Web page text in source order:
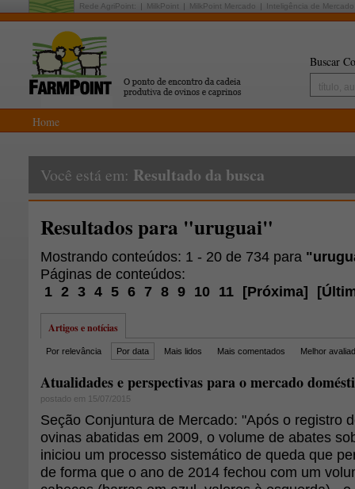
Rede AgriPoint: MilkPoint MilkPoint Mercado Inteligência de Mercado
Buscar
Home
Você está em: Resultado da busca
Resultados para "uruguai"
Mostrando conteúdos: 1 - 20 de 734 para
Páginas de conteúdos:
1 2 3 4 5 6 7 8 9 10 11 [Próxima] [
Artigos e notícias
Por relevância Por data Mais lidos Mais comentados Melhor
Atualidades e perspectivas para o mercado
postado em 15/07/2015
Seção Conjuntura de Mercado: "Após o registro
ovinas abatidas em 2009, o volume de abates
iniciou um processo sistemático de queda que
de forma que o ano de 2014 fechou com um